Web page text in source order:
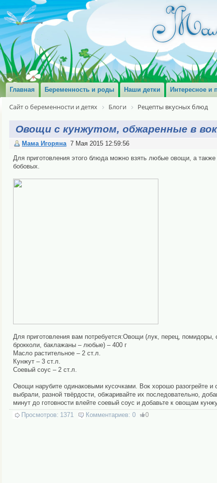
Главная Беременность и роды Наши детки Интересное и
Сайт о беременности и детях Блоги Рецепты вкусных блюд
Овощи с кунжутом, обжаренные в вок
Мама Игоряна 7 Мая 2015 12:59:56
Для приготовления этого блюда можно взять любые овощи, а
бобовых.
Для приготовления вам потребуется:Овощи (лук, перец, помидоры,
брокколи, баклажаны – любые) – 400 г
Масло растительное – 2 ст.л.
Кунжут – 3 ст.л.
Соевый соус – 2 ст.л.
Овощи нарубите одинаковыми кусочками. Вок хорошо разогрейте
выбрали, разной твёрдости, обжаривайте их последовательно,
минут до готовности влейте соевый соус и добавьте к овощам
Просмотров: 1371 Комментариев: 0 0